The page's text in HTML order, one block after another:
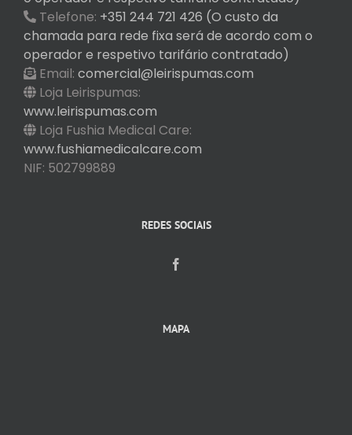
Telefone: +351 244 721 426 (O custo da
chamada para rede fixa será de acordo com o
operador e respetivo tarifário contratado)
Email: comercial@leirispumas.com
Loja Leirispumas:
www.leirispumas.com
Loja Fushia Medical Care:
www.fushiamedicalcare.com
NIF: 502799889
REDES SOCIAIS
MAPA